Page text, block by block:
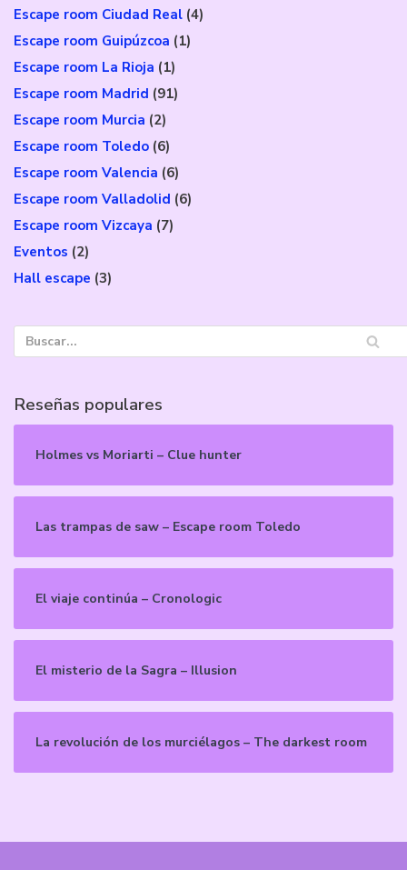
Escape room Ciudad Real (4)
Escape room Guipúzcoa (1)
Escape room La Rioja (1)
Escape room Madrid (91)
Escape room Murcia (2)
Escape room Toledo (6)
Escape room Valencia (6)
Escape room Valladolid (6)
Escape room Vizcaya (7)
Eventos (2)
Hall escape (3)
Reseñas populares
Holmes vs Moriarti – Clue hunter
Las trampas de saw – Escape room Toledo
El viaje continúa – Cronologic
El misterio de la Sagra – Illusion
La revolución de los murciélagos – The darkest room